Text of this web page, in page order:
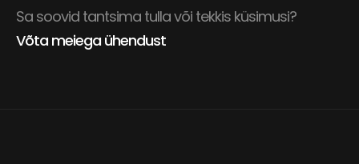
Sa soovid tantsima tulla või tekkis küsimusi?
Võta meiega ühendust